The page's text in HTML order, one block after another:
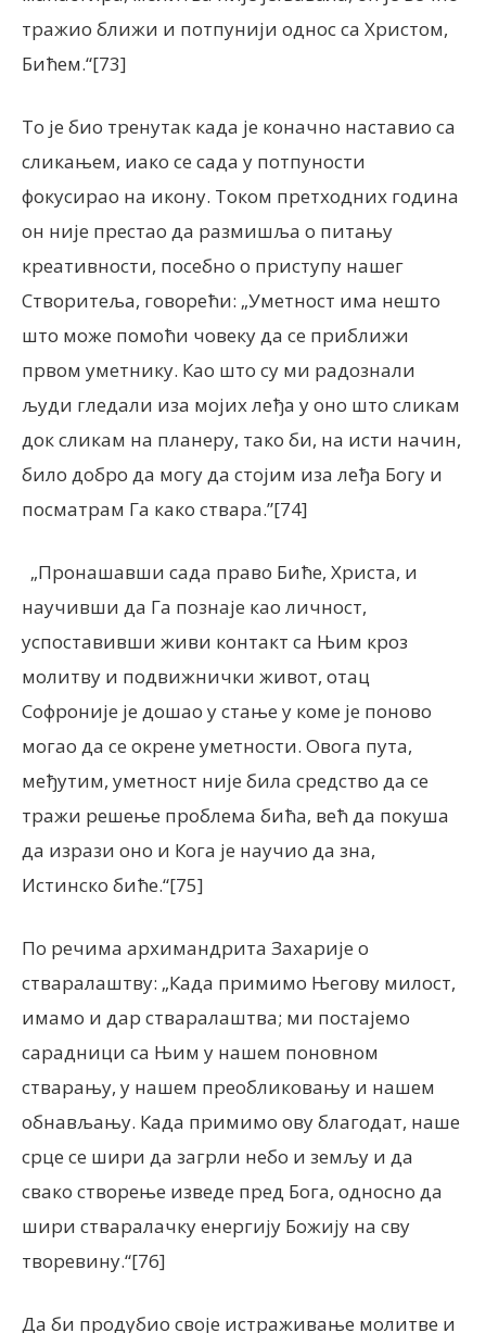
тражио ближи и потпунији однос са Христом,
Бићем.“[73]
То је био тренутак када је коначно наставио са
сликањем, иако се сада у потпуности
фокусирао на икону. Током претходних година
он није престао да размишља о питању
креативности, посебно о приступу нашег
Створитеља, говорећи: „Уметност има нешто
што може помоћи човеку да се приближи
првом уметнику. Као што су ми радознали
људи гледали иза мојих леђа у оно што сликам
док сликам на планеру, тако би, на исти начин,
било добро да могу да стојим иза леђа Богу и
посматрам Га како ствара.”[74]
„Пронашавши сада право Биће, Христа, и
научивши да Га познаје као личност,
успоставивши живи контакт са Њим кроз
молитву и подвижнички живот, отац
Софроније је дошао у стање у коме је поново
могао да се окрене уметности. Овога пута,
међутим, уметност није била средство да се
тражи решење проблема бића, већ да покуша
да изрази оно и Кога је научио да зна,
Истинско биће.“[75]
По речима архимандрита Захарије о
стваралаштву: „Када примимо Његову милост,
имамо и дар стваралаштва; ми постајемо
сарадници са Њим у нашем поновном
стварању, у нашем преобликовању и нашем
обнављању. Када примимо ову благодат, наше
срце се шири да загрли небо и земљу и да
свако створење изведе пред Бога, односно да
шири стваралачку енергију Божију на сву
творевину.“[76]
Да би продубио своје истраживање молитве и